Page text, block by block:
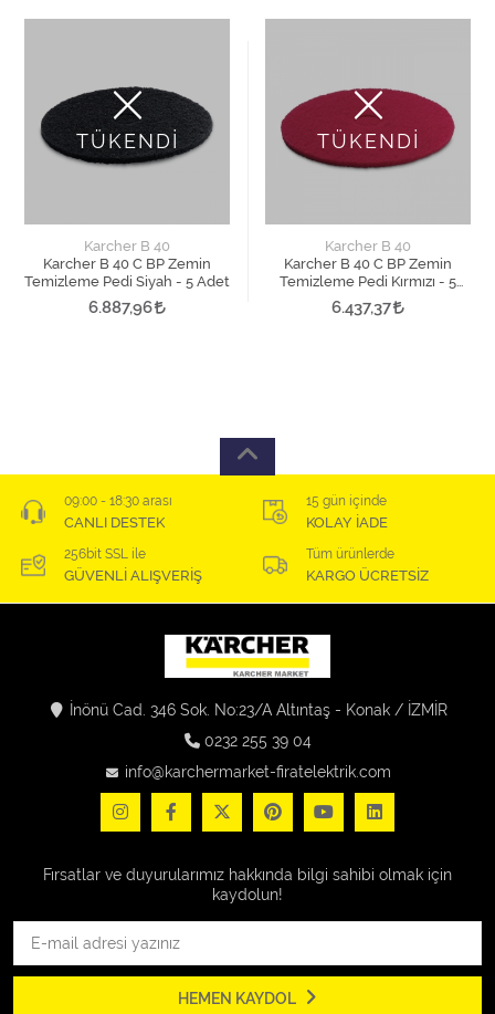
TÜKENDİ
Karcher B 40
Karcher B 40 C BP Zemin
Temizleme Pedi Siyah - 5 Adet
6.887,96
TÜKENDİ
Karcher B 40
Karcher B 40 C BP Zemin
Temizleme Pedi Kırmızı - 5
Adet
6.437,37
09:00 - 18:30 arası
CANLI DESTEK
15 gün içinde
KOLAY İADE
256bit SSL ile
GÜVENLİ ALIŞVERİŞ
Tüm ürünlerde
KARGO ÜCRETSİZ
İnönü Cad. 346 Sok. No:23/A Altıntaş - Konak / İZMİR
0232 255 39 04
info@karchermarket-firatelektrik.com
Fırsatlar ve duyurularımız hakkında bilgi sahibi olmak için
kaydolun!
HEMEN KAYDOL